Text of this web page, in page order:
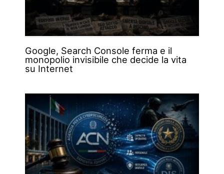
Google, Search Console ferma e il
monopolio invisibile che decide la vita
su Internet